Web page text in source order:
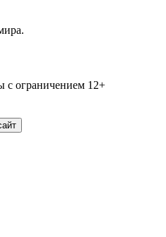
с ограничением 12+